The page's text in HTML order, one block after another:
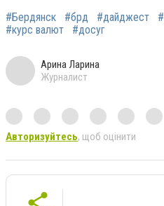
#Бердянск #брд #дайджест
#курс валют
#досуг
Арина Ларина
Журналист
Авторизуйтесь, щоб оцінити